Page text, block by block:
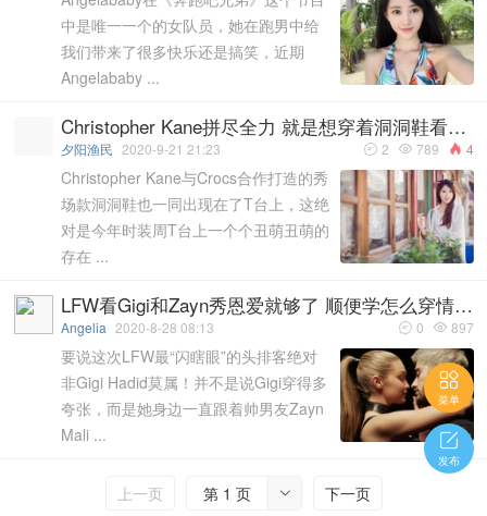
中是唯一一个的女队员，她在跑男中给
我们带来了很多快乐还是搞笑，近期
Angelababy ...
Christopher Kane拼尽全力 就是想穿着洞洞鞋看秀不再是件土掉渣的事！
 4
 789
 2
夕阳渔民 2020-9-21 21:23
Christopher Kane与Crocs合作打造的秀
场款洞洞鞋也一同出现在了T台上，这绝
对是今年时装周T台上一个个丑萌丑萌的
存在 ...
LFW看Gigi和Zayn秀恩爱就够了 顺便学怎么穿情侣装
 897
 0
Angelia 2020-8-28 08:13
要说这次LFW最“闪瞎眼”的头排客绝对
非Gigi Hadid莫属！并不是说Gigi穿得多
夸张，而是她身边一直跟着帅男友Zayn
Mali ...
上一页 
第 1 页 下一页

菜单

发布